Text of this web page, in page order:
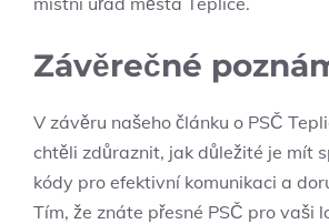
Závěrečné
V závěru našeho článku o PSČ
chtěli zdůraznit, jak důležité je mít
kódy pro efektivní komunikaci a
Tím, že znáte přesné PSČ pro vaši